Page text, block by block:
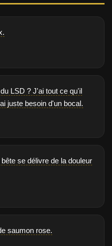
LSD ? J'ai tout ce qu'il
juste besoin d'un bocal.
se délivre de la douleur
saumon rose.